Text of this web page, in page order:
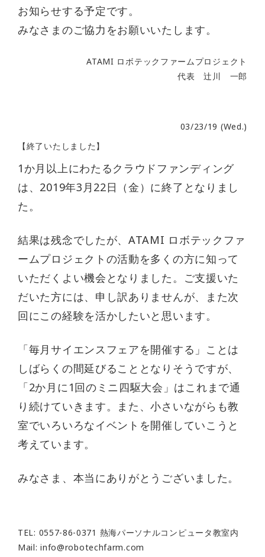
お知らせする予定です。
みなさまのご協力をお願いいたします。
ATAMI ロボテックファームプロジェクト
代表 辻川 一郎
03/23/19 (Wed.)
【終了いたしました】
1か月以上にわたるクラウドファンディング
は、2019年3月22日（金）に終了となりまし
た。
結果は残念でしたが、ATAMI ロボテックファ
ームプロジェクトの活動を多くの方に知って
いただくよい機会となりました。ご支援いた
だいた方には、申し訳ありませんが、また次
回にこの経験を活かしたいと思います。
「毎月サイエンスフェアを開催する」ことは
しばらくの間延びることとなりそうですが、
「2か月に1回のミニ四駆大会」はこれまで通
り続けていきます。また、小さいながらも教
室でいろいろなイベントを開催していこうと
考えています。
みなさま、本当にありがとうございました。
TEL: 0557-86-0371 熱海パーソナルコンピュータ教室内
Mail:info@robotechfarm.com